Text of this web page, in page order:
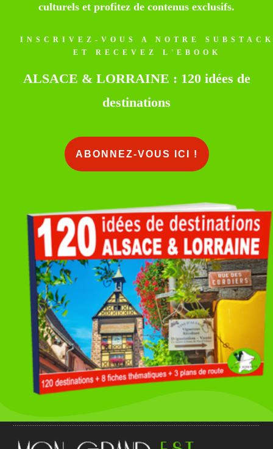
culturels et profitez de contenus exclusifs.
INSCRIVEZ-VOUS A NOTRE
ET RECEVEZ L'EBOOK
ALSACE & LORRAINE : 120 idées de
destinations
ABONNEZ-VOUS ICI !